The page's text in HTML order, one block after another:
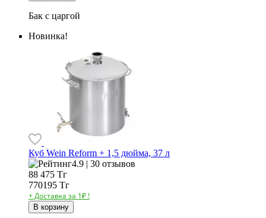
Бак с царгой
Новинка!
Куб Wein Reform + 1,5 дюйма, 37 л
4.9 | 30 отзывов
88 475 Тг
770195 Тг
+ Доставка за 1₽ !
В корзину